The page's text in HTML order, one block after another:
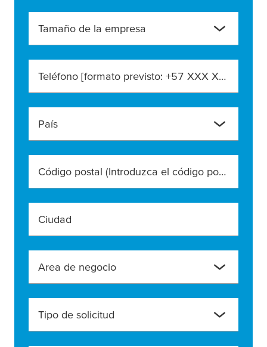
Tamaño de la empresa
Teléfono [formato previsto: +57 XXX XXX XXXX]
País
Código postal (Introduzca el código postal exacto)
Ciudad
Area de negocio
Tipo de solicitud